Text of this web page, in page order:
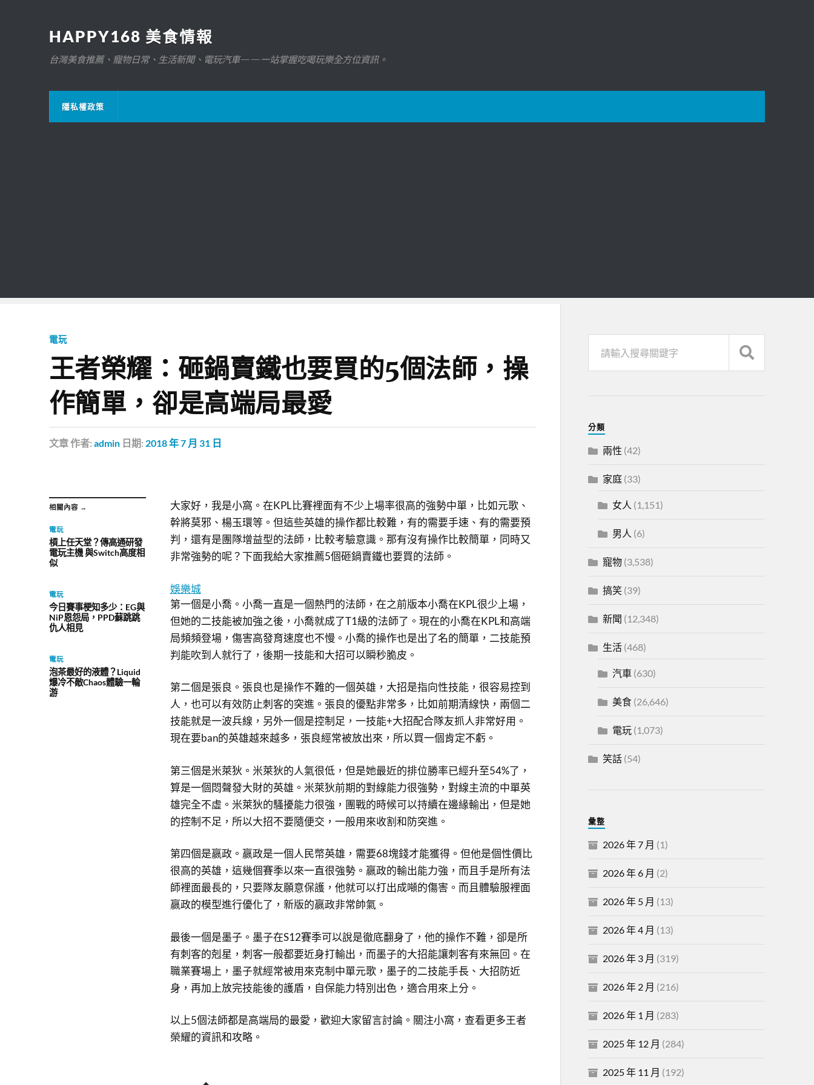
HAPPY168 美食情報
台灣美食推薦、寵物日常、生活新聞、電玩汽車——一站掌握吃喝玩樂全方位資訊。
隱私權政策
電玩
王者榮耀：砸鍋賣鐵也要買的5個法師，操
作簡單，卻是高端局最愛
文章作者: admin 日期: 2018 年 7 月 31 日
相關內容 →
電玩
槓上任天堂？傳高通研發
電玩主機 與Switch高度相
似
電玩
今日賽事梗知多少：EG與
NiP恩怨局，PPD蘇跳跳
仇人相見
電玩
泡茶最好的液體？Liquid
爆冷不敵Chaos體驗一輪
游
大家好，我是小窩。在KPL比賽裡面有不少上場率很高的強勢中單，比如元歌、
幹將莫邪、楊玉環等。但這些英雄的操作都比較難，有的需要手速、有的需要預
判，還有是團隊增益型的法師，比較考驗意識。那有沒有操作比較簡單，同時又
非常強勢的呢？下面我給大家推薦5個砸鍋賣鐵也要買的法師。
娛樂城
第一個是小喬。小喬一直是一個熱門的法師，在之前版本小喬在KPL很少上場，
但她的二技能被加強之後，小喬就成了T1級的法師了。現在的小喬在KPL和高端
局頻頻登場，傷害高發育速度也不慢。小喬的操作也是出了名的簡單，二技能預
判能吹到人就行了，後期一技能和大招可以瞬秒脆皮。
第二個是張良。張良也是操作不難的一個英雄，大招是指向性技能，很容易控到
人，也可以有效防止刺客的突進。張良的優點非常多，比如前期清線快，兩個二
技能就是一波兵線，另外一個是控制足，一技能+大招配合隊友抓人非常好用。
現在要ban的英雄越來越多，張良經常被放出來，所以買一個肯定不虧。
第三個是米萊狄。米萊狄的人氣很低，但是她最近的排位勝率已經升至54%了，
算是一個悶聲發大財的英雄。米萊狄前期的對線能力很強勢，對線主流的中單英
雄完全不虛。米萊狄的騷擾能力很強，團戰的時候可以持續在邊緣輸出，但是她
的控制不足，所以大招不要隨便交，一般用來收割和防突進。
第四個是嬴政。嬴政是一個人民幣英雄，需要68塊錢才能獲得。但他是個性價比
很高的英雄，這幾個賽季以來一直很強勢。嬴政的輸出能力強，而且手是所有法
師裡面最長的，只要隊友願意保護，他就可以打出成噸的傷害。而且體驗服裡面
嬴政的模型進行優化了，新版的嬴政非常帥氣。
最後一個是墨子。墨子在S12賽季可以說是徹底翻身了，他的操作不難，卻是所
有刺客的剋星，刺客一般都要近身打輸出，而墨子的大招能讓刺客有來無回。在
職業賽場上，墨子就經常被用來克制中單元歌，墨子的二技能手長、大招防近
身，再加上放完技能後的護盾，自保能力特別出色，適合用來上分。
以上5個法師都是高端局的最愛，歡迎大家留言討論。關注小窩，查看更多王者
榮耀的資訊和攻略。
分類
兩性 (42)
家庭(33)
女人 (1,151)
男人 (6)
寵物(3,538)
搞笑(39)
新聞 (12,348)
生活(468)
汽車(630)
美食(26,646)
電玩(1,073)
笑話(54)
彙整
2026 年 7 月 (1)
2026 年 6 月 (2)
2026 年 5 月 (13)
2026 年 4 月 (13)
2026 年 3 月 (319)
2026 年 2 月 (216)
2026 年 1 月 (283)
2025 年 12 月 (284)
2025 年 11 月 (192)